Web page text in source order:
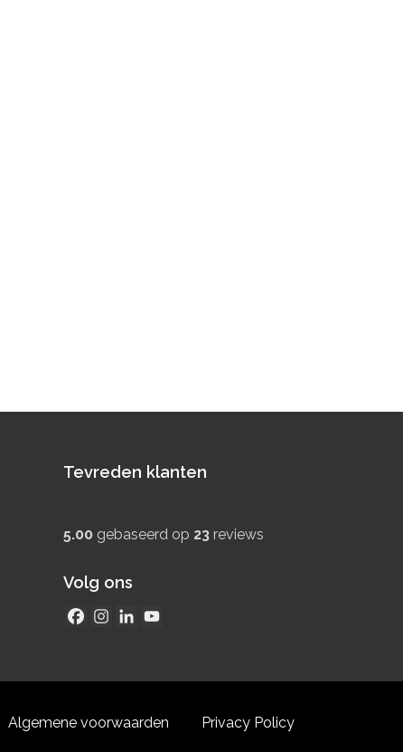
Tevreden klanten
5.00 gebaseerd op 23reviews
Volg ons
Algemene voorwaarden Privacy Policy